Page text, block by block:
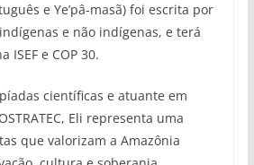
e Ye’pâ-masã) foi escrita por
e não indígenas, e terá
ISEF e COP 30.
científicas e atuante em
Eli representa uma
que valorizam a Amazônia